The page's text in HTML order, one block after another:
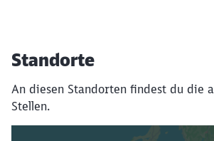
Standorte
An diesen Standorten findest du die
Stellen.